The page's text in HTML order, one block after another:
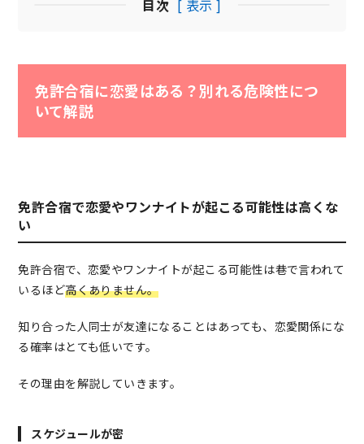
目次 [ 表示 ]
免許合宿に恋愛はある？別れる危険性につ
いて解説
免許合宿で恋愛やワンナイトが起こる可能性は高くな
い
免許合宿で、恋愛やワンナイトが起こる可能性は巷で言われて
いるほど高くありません。
知り合った人同士が友達になることはあっても、恋愛関係にな
る確率はとても低いです。
その理由を解説していきます。
スケジュールが密